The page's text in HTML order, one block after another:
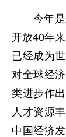
今年是
开放40年
已经成为
对全球经
类进步作
人才资源
中国经济